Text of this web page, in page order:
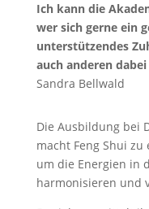
Ich kann die
wer sich gerne ein
unterstützendes
auch anderen
Sandra Bellwald
Die Ausbildung bei
macht Feng Shui
um die Energien in
harmonisieren und